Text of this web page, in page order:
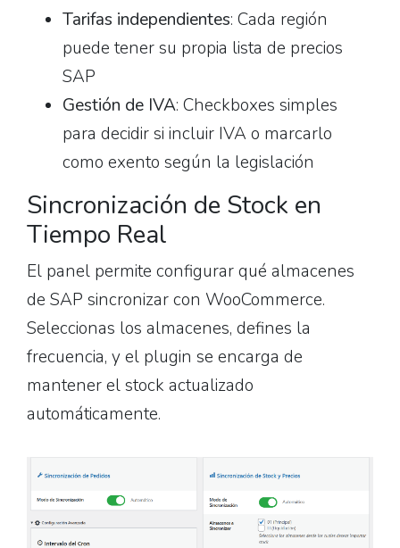
Tarifas independientes: Cada región
puede tener su propia lista de precios
SAP
Gestión de IVA: Checkboxes simples
para decidir si incluir IVA o marcarlo
como exento según la legislación
Sincronización de Stock en
Tiempo Real
El panel permite configurar qué almacenes
de SAP sincronizar con WooCommerce.
Seleccionas los almacenes, defines la
frecuencia, y el plugin se encarga de
mantener el stock actualizado
automáticamente.